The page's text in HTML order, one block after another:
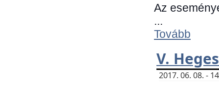
Az
...
Tovább
V.
2017. 06. 08. -